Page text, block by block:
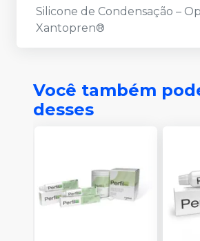
Silicone de Condensação –
Xantopren®
Você também
desses